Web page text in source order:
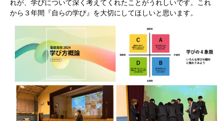
れが、学びについて深く考えてくれたことがうれしいです。これ
から３年間『自らの学び』を大切にしてほしいと思います。